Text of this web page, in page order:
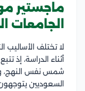
ماجستير
الجامعات
لا تختلف
أثناء الدراسة، إذ تتبع
شمس نفس النهج،
السعوديين